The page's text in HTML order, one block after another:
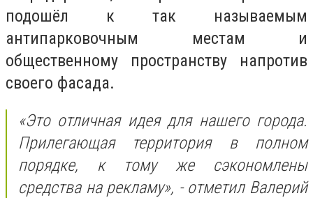
подошёл к так называемым
антипарковочным местам и
общественному пространству напротив
своего фасада.
«Это отличная идея для нашего города.
Прилегающая территория в полном
порядке, к тому же сэкономлены
средства на рекламу», - отметил Валерий